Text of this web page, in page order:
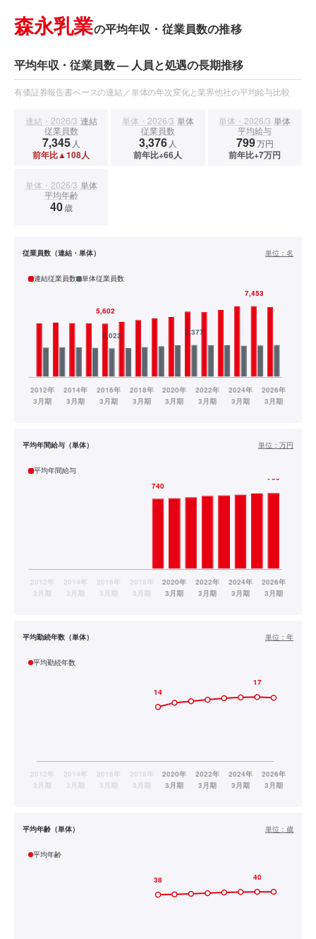
森永乳業の平均年収・従業員数の推移
平均年収・従業員数 — 人員と処遇の長期推移
有価証券報告書ベースの連結／単体の年次変化と業界他社の平均給与比較
連結・2026/3 連結
従業員数
7,345 人
前年比▲108人
単体・2026/3 単体
従業員数
3,376 人
前年比+66人
単体・2026/3 単体
平均給与
799万円
前年比+7万円
単体・2026/3 単体
平均年齢
40歳
従業員数（連結・単体） 単位： 名
連結従業員数 単体従業員数
平均年間給与（単体） 単位： 万円
平均年間給与
平均勤続年数（単体） 単位： 年
平均勤続年数
平均年齢（単体） 単位： 歳
平均年齢